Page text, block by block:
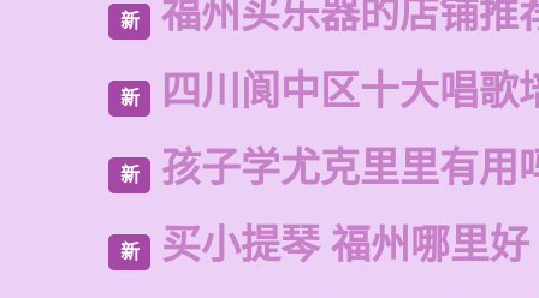
新 福州买乐器的店铺推
新 四川阆中区十大唱歌
新 孩子学尤克里里有用
新 买小提琴 福州哪里好